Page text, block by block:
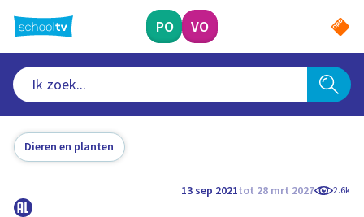
naar
hoofdinhoud
PO VO
Dieren en planten
13 sep 2021tot 28 mrt 2027 2.6k